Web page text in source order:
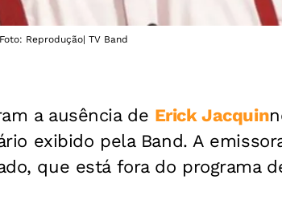
Reprodução| TV Band
a ausência de Erick Jacquin
exibido pela Band. A
que está fora do programa